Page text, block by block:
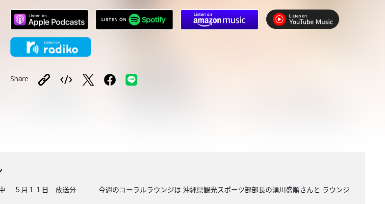
Share
５月１１日 放送分 今週のコーラルラウンジは 沖縄県観光スポーツ部部長の湧川盛順さんと ラウンジ